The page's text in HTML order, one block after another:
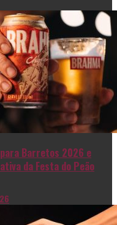
Barretos 2026 e
da Festa do Peão